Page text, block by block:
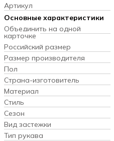
Артикул
Основные характеристики
Объединить на одной
карточке
Российский размер
Размер производителя
Пол
Страна-изготовитель
Материал
Стиль
Сезон
Вид застежки
Тип рукава